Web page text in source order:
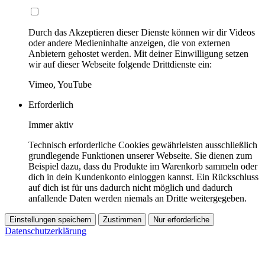
Durch das Akzeptieren dieser Dienste können wir dir Videos
oder andere Medieninhalte anzeigen, die von externen
Anbietern gehostet werden. Mit deiner Einwilligung setzen
wir auf dieser Webseite folgende Drittdienste ein:
Vimeo, YouTube
Erforderlich
Immer aktiv
Technisch erforderliche Cookies gewährleisten ausschließlich
grundlegende Funktionen unserer Webseite. Sie dienen zum
Beispiel dazu, dass du Produkte im Warenkorb sammeln oder
dich in dein Kundenkonto einloggen kannst. Ein Rückschluss
auf dich ist für uns dadurch nicht möglich und dadurch
anfallende Daten werden niemals an Dritte weitergegeben.
Einstellungen speichern Zustimmen Nur erforderliche
Datenschutzerklärung